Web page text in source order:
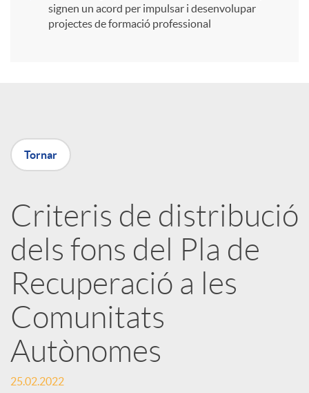
a
a
r
x
e
signen un acord per impulsar i desenvolupar
projectes de formació professional
Tornar
Criteris de distribució
dels fons del Pla de
Recuperació a les
Comunitats
Autònomes
25.02.2022